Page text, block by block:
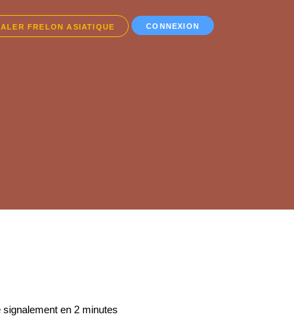
FRELON ASIATIQUE CONNEXION
en 2 minutes